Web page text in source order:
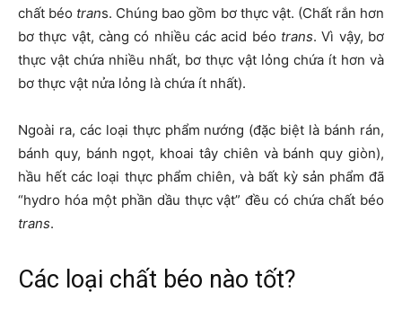
chất béo trans. Chúng bao gồm bơ thực vật. (Chất rắn hơn
bơ thực vật, càng có nhiều các acid béo trans. Vì vậy, bơ
thực vật chứa nhiều nhất, bơ thực vật lỏng chứa ít hơn và
bơ thực vật nửa lỏng là chứa ít nhất).
Ngoài ra, các loại thực phẩm nướng (đặc biệt là bánh rán,
bánh quy, bánh ngọt, khoai tây chiên và bánh quy giòn),
hầu hết các loại thực phẩm chiên, và bất kỳ sản phẩm đã
“hydro hóa một phần dầu thực vật” đều có chứa chất béo
trans.
Các loại chất béo nào tốt?